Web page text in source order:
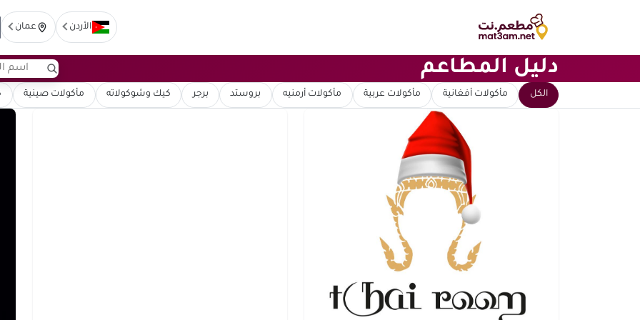
الأردن عمان
دليل المطاعم
ابحث عن مطعم
الكل مأكولات أفغانية مأكولات عربية مأكولات أرمنيه بروستد برجر كيك وشوكولاته مأكولات صينية
ترتيب حسب